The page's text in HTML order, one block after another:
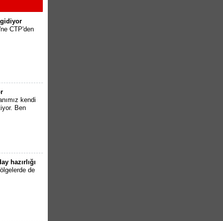
gidiyor
CTP'den
kendi
Ben
hazırlığı
de